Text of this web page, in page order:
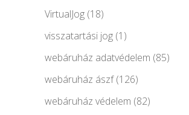
VirtualJog (18)
visszatartási jog (1)
webáruház adatvédelem (85)
webáruház ászf(126)
webáruház védelem (82)